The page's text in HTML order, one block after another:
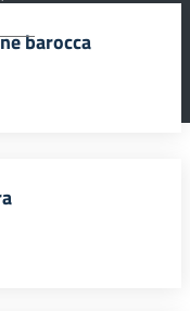
barocca